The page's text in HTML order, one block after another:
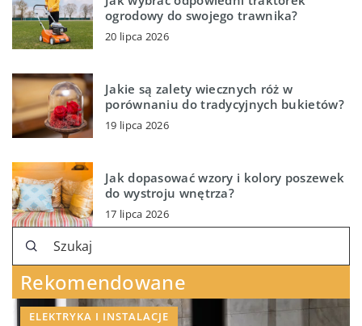
ogrodowy do swojego trawnika?
20 lipca 2026
Jakie są zalety wiecznych róż w
porównaniu do tradycyjnych bukietów?
19 lipca 2026
Jak dopasować wzory i kolory poszewek
do wystroju wnętrza?
17 lipca 2026
Rekomendowane
ELEKTRYKA I INSTALACJE